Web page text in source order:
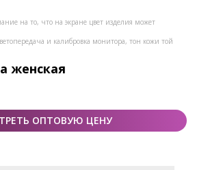
на то, что на экране цвет изделия может
и калибровка монитора, тон кожи той
женская
ОПТОВУЮ ЦЕНУ